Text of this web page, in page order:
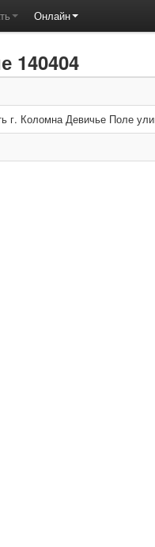
Онлайн
140404
г. Коломна Девичье Поле